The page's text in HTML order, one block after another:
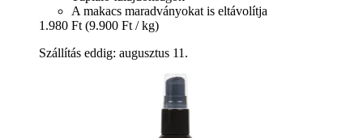
A makacs maradványokat is eltávolítja
1.980 Ft (9.900 Ft / kg)
Szállítás eddig: augusztus 11.